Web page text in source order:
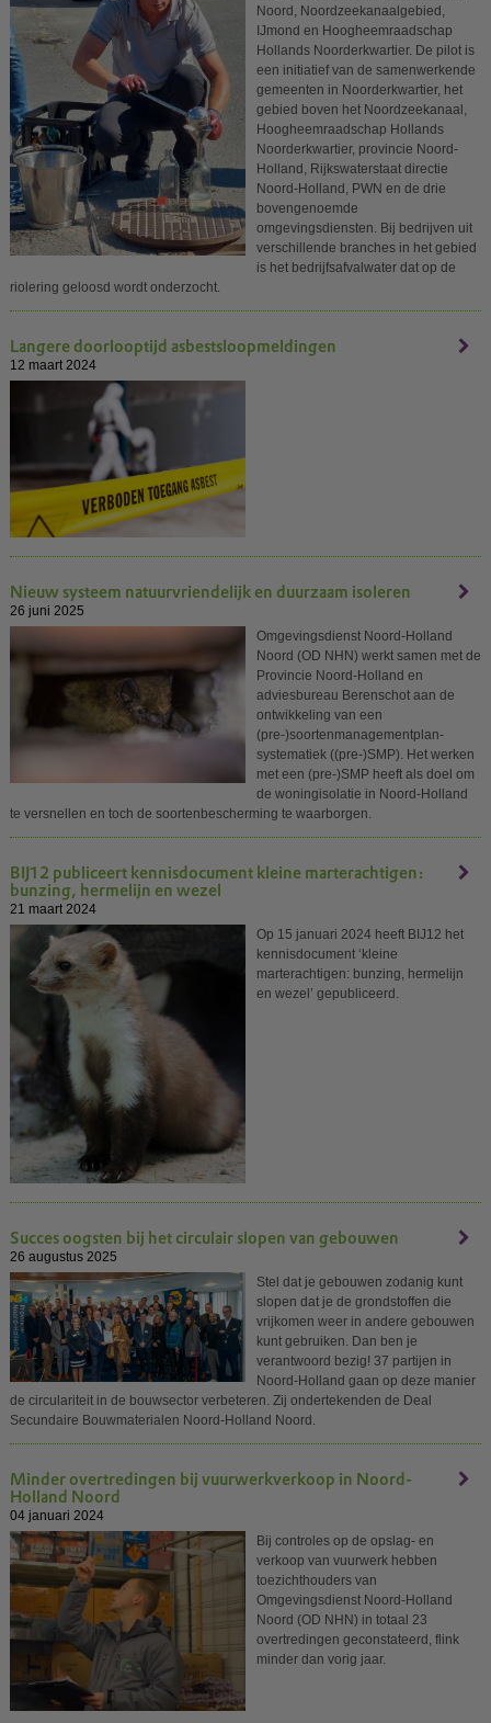
Noord, Noordzeekanaalgebied,
IJmond en Hoogheemraadschap
Hollands Noorderkwartier. De pilot is
een initiatief van de samenwerkende
gemeenten in Noorderkwartier, het
gebied boven het Noordzeekanaal,
Hoogheemraadschap Hollands
Noorderkwartier, provincie Noord-
Holland, Rijkswaterstaat directie
Noord-Holland, PWN en de drie
bovengenoemde
omgevingsdiensten. Bij bedrijven uit
verschillende branches in het gebied
is het bedrijfsafvalwater dat op de
riolering geloosd wordt onderzocht.
Langere doorlooptijd asbestsloopmeldingen
12 maart 2024
Nieuw systeem natuurvriendelijk en duurzaam isoleren
26 juni 2025
Omgevingsdienst Noord-Holland
Noord (OD NHN) werkt samen met de
Provincie Noord-Holland en
adviesbureau Berenschot aan de
ontwikkeling van een
(pre-)soortenmanagementplan-
systematiek ((pre-)SMP). Het werken
met een (pre-)SMP heeft als doel om
de woningisolatie in Noord-Holland
te versnellen en toch de soortenbescherming te waarborgen.
BIJ12 publiceert kennisdocument kleine marterachtigen:
bunzing, hermelijn en wezel
21 maart 2024
Op 15 januari 2024 heeft BIJ12 het
kennisdocument ‘kleine
marterachtigen: bunzing, hermelijn
en wezel’ gepubliceerd.
Succes oogsten bij het circulair slopen van gebouwen
26 augustus 2025
Stel dat je gebouwen zodanig kunt
slopen dat je de grondstoffen die
vrijkomen weer in andere gebouwen
kunt gebruiken. Dan ben je
verantwoord bezig! 37 partijen in
Noord-Holland gaan op deze manier
de circulariteit in de bouwsector verbeteren. Zij ondertekenden de Deal
Secundaire Bouwmaterialen Noord-Holland Noord.
Minder overtredingen bij vuurwerkverkoop in Noord-
Holland Noord
04 januari 2024
Bij controles op de opslag- en
verkoop van vuurwerk hebben
toezichthouders van
Omgevingsdienst Noord-Holland
Noord (OD NHN) in totaal 23
overtredingen geconstateerd, flink
minder dan vorig jaar.